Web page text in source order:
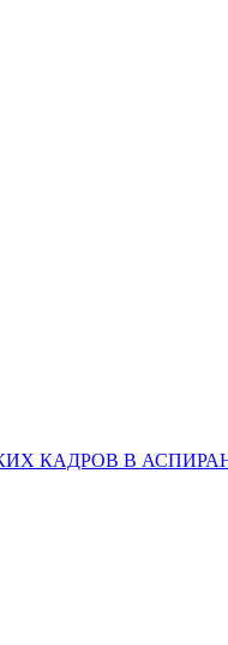
КАДРОВ В